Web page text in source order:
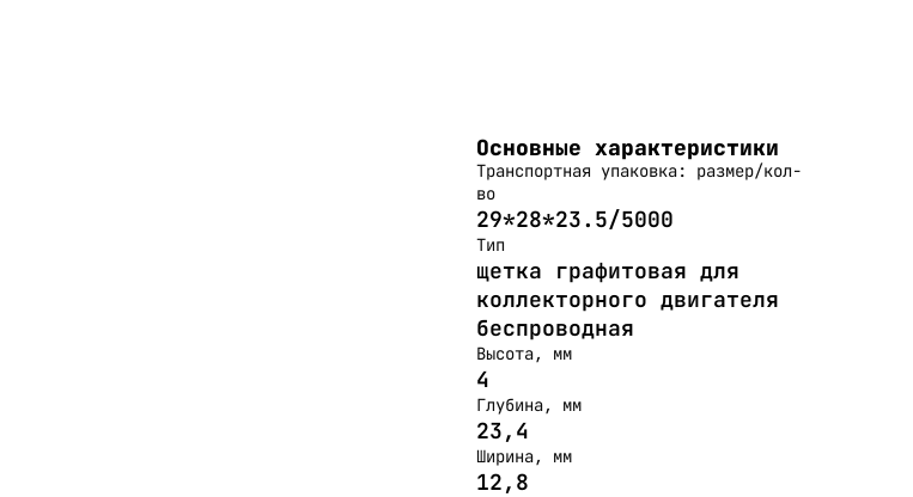
Основные характеристики
Транспортная упаковка: размер/кол-
во
29*28*23.5/5000
Тип
щетка графитовая для
коллекторного двигателя
беспроводная
Высота, мм
4
Глубина, мм
23,4
Ширина, мм
12,8